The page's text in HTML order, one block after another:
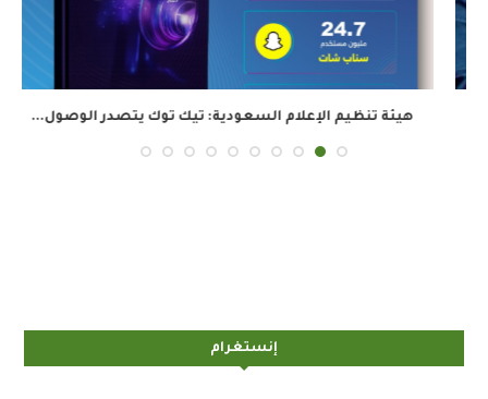
هيئة تنظيم الإعلام السعودية: تيك توك يتصدر الوصول...
إنستغرام